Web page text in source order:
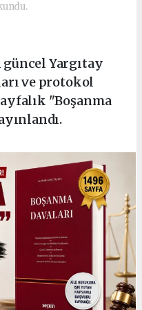
güncel Yargıtay
ve protokol
"Boşanma